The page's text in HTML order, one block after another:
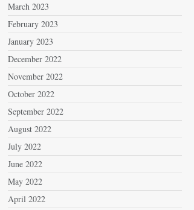
March 2023
February 2023
January 2023
December 2022
November 2022
October 2022
September 2022
August 2022
July 2022
June 2022
May 2022
April 2022